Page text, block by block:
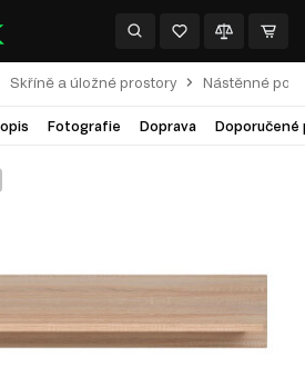
Skříně a úložné prostory Nástěnné
Fotografie Doprava Doporučené